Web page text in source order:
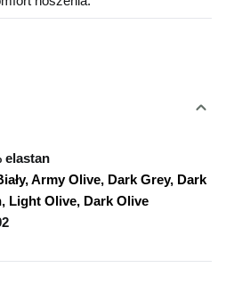
elastan
Army Olive, Dark Grey, Dark
Light Olive, Dark Olive